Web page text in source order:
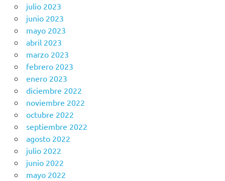
julio 2023
junio 2023
mayo 2023
abril 2023
marzo 2023
febrero 2023
enero 2023
diciembre 2022
noviembre 2022
octubre 2022
septiembre 2022
agosto 2022
julio 2022
junio 2022
mayo 2022